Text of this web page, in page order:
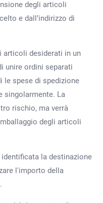
degli articoli
e dall’indirizzo di
articoli desiderati in un
unire ordini separati
le spese di spedizione
singolarmente. La
rischio, ma verrà
degli articoli
la destinazione
l'importo della